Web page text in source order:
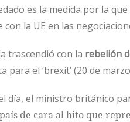
es la medida por la
con la UE en las
trascendió con la rebelión
para el ‘brexit’ (20 de
día, el ministro británico
de cara al hito que